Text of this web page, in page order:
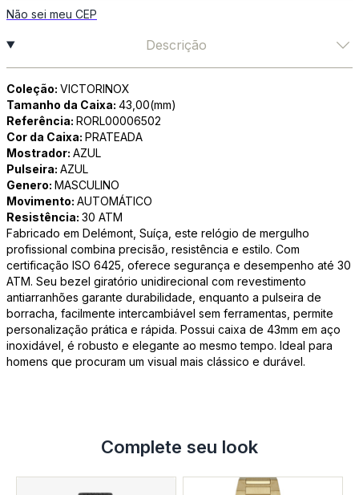
Não sei meu CEP
Descrição
Coleção: VICTORINOX
Tamanho da Caixa: 43,00(mm)
Referência: RORL00006502
Cor da Caixa: PRATEADA
Mostrador: AZUL
Pulseira: AZUL
Genero: MASCULINO
Movimento: AUTOMÁTICO
Resistência: 30 ATM
Fabricado em Delémont, Suíça, este relógio de mergulho
profissional combina precisão, resistência e estilo. Com
certificação ISO 6425, oferece segurança e desempenho até 30
ATM. Seu bezel giratório unidirecional com revestimento
antiarranhões garante durabilidade, enquanto a pulseira de
borracha, facilmente intercambiável sem ferramentas, permite
personalização prática e rápida. Possui caixa de 43mm em aço
inoxidável, é robusto e elegante ao mesmo tempo. Ideal para
homens que procuram um visual mais clássico e durável.
Complete seu look